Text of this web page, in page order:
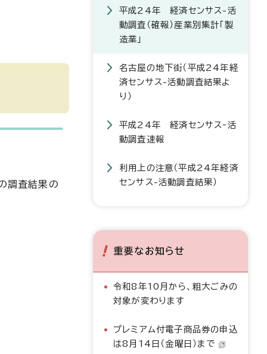
調査結果の
平成24年 経済センサス-活
動調査（確報）産業別集計「製
造業」
名古屋の地下街（平成24年経
済センサス-活動調査結果よ
り）
平成24年 経済センサス‐活
動調査速報
利用上の注意（平成24年経済
センサス-活動調査結果）
重要なお知らせ
令和8年10月から、粗大ごみの
対象が変わります
プレミアム付電子商品券の申込
は8月14日（金曜日）まで